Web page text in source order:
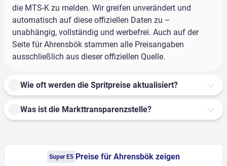
die MTS-K zu melden. Wir greifen unverändert und
automatisch auf diese offiziellen Daten zu –
unabhängig, vollständig und werbefrei. Auch auf der
Seite für Ahrensbök stammen alle Preisangaben
ausschließlich aus dieser offiziellen Quelle.
Wie oft werden die Spritpreise aktualisiert?
Was ist die Markttransparenzstelle?
Super E5 Preise für Ahrensbök zeigen